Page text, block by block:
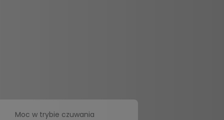
Moc w trybie czuwania